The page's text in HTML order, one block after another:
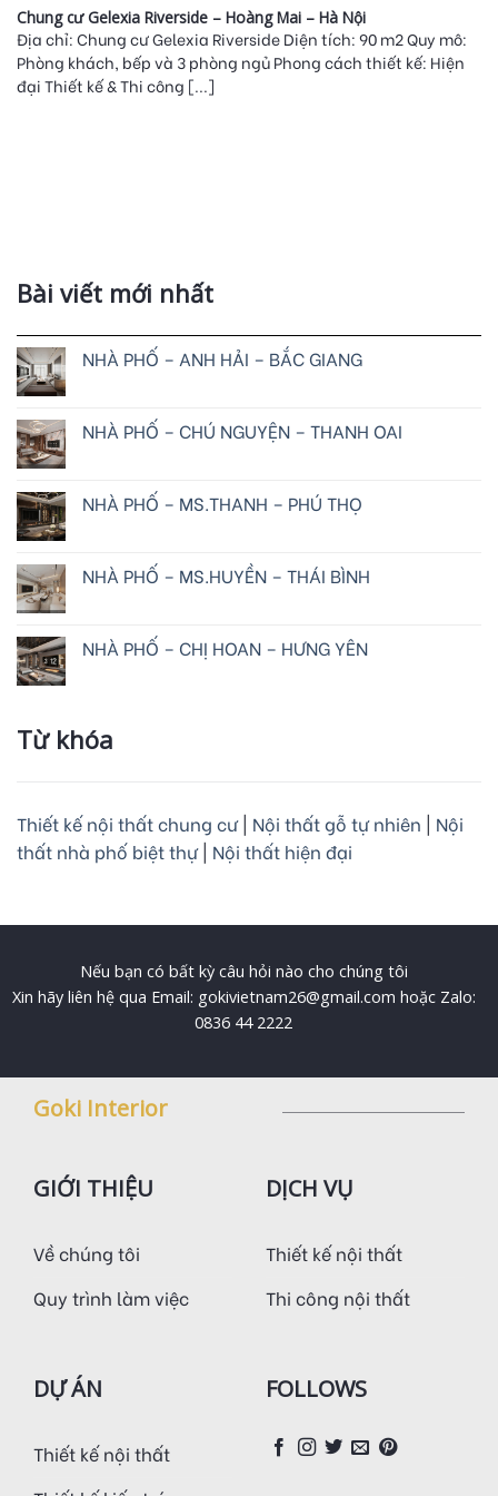
Chung cư Gelexia Riverside – Hoàng Mai – Hà Nội
Địa chỉ: Chung cư Gelexia Riverside Diện tích: 90 m2 Quy mô:
Phòng khách, bếp và 3 phòng ngủ Phong cách thiết kế: Hiện
đại Thiết kế & Thi công [...]
Bài viết mới nhất
NHÀ PHỐ – ANH HẢI – BẮC GIANG
NHÀ PHỐ – CHÚ NGUYỆN – THANH OAI
NHÀ PHỐ – MS.THANH – PHÚ THỌ
NHÀ PHỐ – MS.HUYỀN – THÁI BÌNH
NHÀ PHỐ – CHỊ HOAN – HƯNG YÊN
Từ khóa
Thiết kế nội thất chung cư| Nội thất gỗ tự nhiên | Nội
thất nhà phố biệt thự| Nội thất hiện đại
Nếu bạn có bất kỳ câu hỏi nào cho chúng tôi
Xin hãy liên hệ qua Email: gokivietnam26@gmail.com hoặc Zalo:
0836 44 2222
Goki Interior
GIỚI THIỆU
Về chúng tôi
Quy trình làm việc
DỊCH VỤ
Thiết kế nội thất
Thi công nội thất
DỰ ÁN
Thiết kế nội thất
FOLLOWS